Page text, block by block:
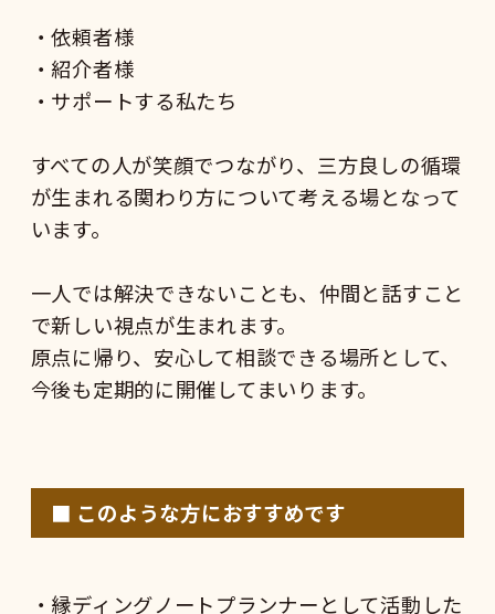
・依頼者様
・紹介者様
・サポートする私たち
すべての人が笑顔でつながり、三方良しの循環
が生まれる関わり方について考える場となって
います。
一人では解決できないことも、仲間と話すこと
で新しい視点が生まれます。
原点に帰り、安心して相談できる場所として、
今後も定期的に開催してまいります。
■ このような方におすすめです
・縁ディングノートプランナーとして活動した